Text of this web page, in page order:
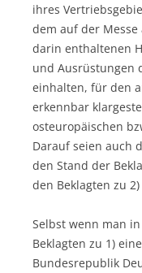
ihres
dem auf der Messe
darin enthaltenen
und Ausrüstungen
einhalten, für den
erkennbar
osteuropäischen
Darauf seien auch
den Stand der
den Beklagten zu
Selbst wenn man
Beklagten zu 1)
Bundesrepublik